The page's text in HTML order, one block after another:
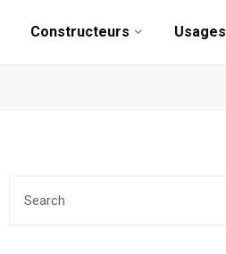
Constructeurs Usages